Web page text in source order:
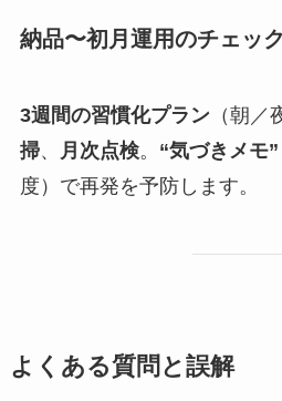
納品〜初月運用のチェック
3週間の習慣化プラン（朝／
掃、 月次点検。 “気づきメモ”
度）で再発を予防します。
よくある質問と誤解